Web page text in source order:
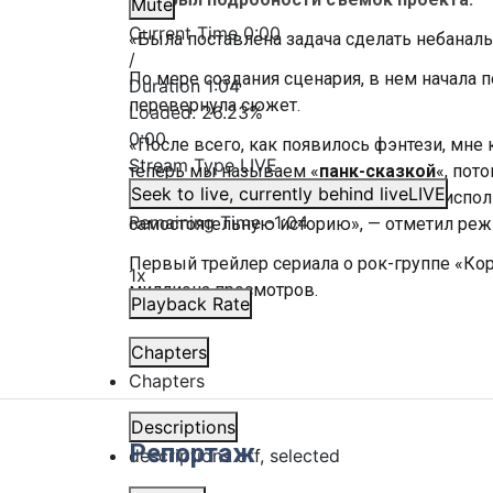
Mute
Current Time0:00
/
Duration1:04
Loaded:26.23%
0:00
Stream TypeLIVE
Seek to live, currently behind liveLIVE
Remaining Time-1:04
1x
Playback Rate
Chapters
Chapters
Descriptions
descriptions off, selected
«Была поставлена задача сделать
По мере создания сценария, в нем начала
перевернула сюжет.
«После всего, как появилось фэнтези, мне
теперь мы называем «панк-сказкой«,
кинематографическая. И мы наверно
самостоятельную историю», — отметил
Первый трейлер сериала о рок-группе
миллиона просмотров.
Репортаж